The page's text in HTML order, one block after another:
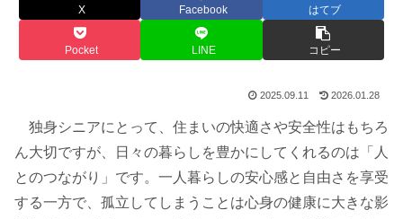
X Facebook はてブ
Pocket LINE コピー
2025.09.11 2026.01.28
独身シニアにとって、住まいの快適さや安全性はもちろ
ん大切ですが、日々の暮らしを豊かにしてくれるのは「人
とのつながり」です。一人暮らしの安心感と自由さを享受
する一方で、孤立してしまうことは心身の健康に大きな影